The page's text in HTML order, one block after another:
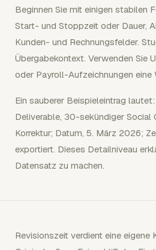
Beginnen Sie mit einigen stabilen
Start- und Stoppzeit oder Dauer,
Kunden- und Rechnungsfelder.
Übergabekontext. Verwenden Sie
oder Payroll-Aufzeichnungen eine
Ein sauberer Beispieleintrag
Deliverable, 30-sekündiger Social
Korrektur; Datum, 5. März 2026;
exportiert. Dieses Detailniveau
Datensatz zu machen.
Revisionszeit verdient eine